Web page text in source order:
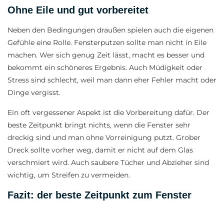
Ohne Eile und gut vorbereitet
Neben den Bedingungen draußen spielen auch die eigenen
Gefühle eine Rolle. Fensterputzen sollte man nicht in Eile
machen. Wer sich genug Zeit lässt, macht es besser und
bekommt ein schöneres Ergebnis. Auch Müdigkeit oder
Stress sind schlecht, weil man dann eher Fehler macht oder
Dinge vergisst.
Ein oft vergessener Aspekt ist die Vorbereitung dafür. Der
beste Zeitpunkt bringt nichts, wenn die Fenster sehr
dreckig sind und man ohne Vorreinigung putzt. Grober
Dreck sollte vorher weg, damit er nicht auf dem Glas
verschmiert wird. Auch saubere Tücher und Abzieher sind
wichtig, um Streifen zu vermeiden.
Fazit: der beste Zeitpunkt zum Fenster